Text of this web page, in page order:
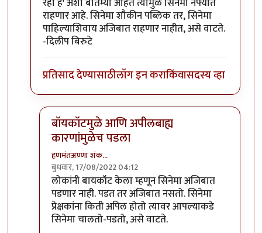
राहणार आहे. सिनेमा शौकीन पब्लिक तर, सिनेमा
पाहिल्याशिवाय अजिबात राहणार नाहीत, असे वाटते.
-दिलीप बिरुटे
प्रतिसाद देण्यासाठीलॉग इन कराकिंवासदस्य व्हा
बॉयकॉटमुळे आणि अपीलबाह्य
कारणांमुळेच पडला
हणमंतअण्णा शंक…
बुधवार, 17/08/2022 04:12
In reply toनै नै. जोरात सुरु आहे.byप्रा.डॉ.दिलीप बिरुटे
लोकांनी बायकॉट केला म्हणून सिनेमा अजिबात
पडणार नाही. पडत तर अजिबात नसतो. सिनेमा
प्रेक्षकांना किती अपिल होतो त्यावर आपल्याकडे
सिनेमा चालतो-पडतो, असे वाटते.